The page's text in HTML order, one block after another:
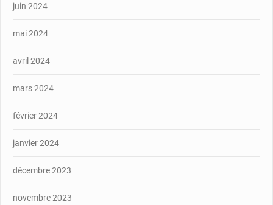
juin 2024
mai 2024
avril 2024
mars 2024
février 2024
janvier 2024
décembre 2023
novembre 2023